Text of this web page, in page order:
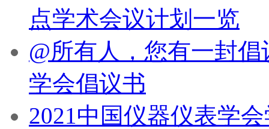
点学术会议计划一览
@所有人，您有一封
学会倡议书
2021中国仪器仪表学